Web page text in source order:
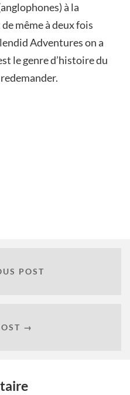
à la
même à deux fois
Adventures on a
le genre d’histoire du
POST
→